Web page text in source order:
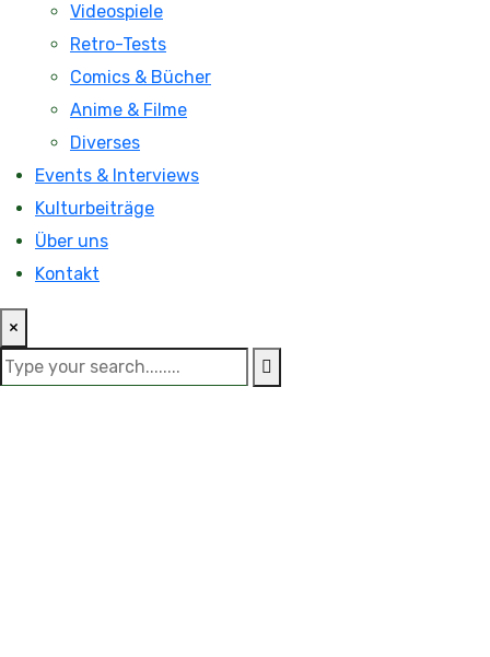
Videospiele
Retro-Tests
Comics & Bücher
Anime & Filme
Diverses
Events & Interviews
Kulturbeiträge
Über uns
Kontakt
×